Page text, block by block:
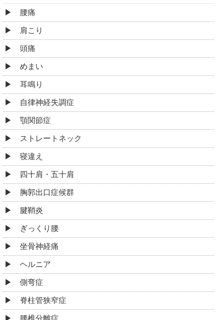
腰痛
肩こり
頭痛
めまい
耳鳴り
自律神経失調症
顎関節症
ストレートネック
寝違え
四十肩・五十肩
胸郭出口症候群
腱鞘炎
ぎっくり腰
坐骨神経痛
ヘルニア
側弯症
脊柱管狭窄症
腰椎分離症